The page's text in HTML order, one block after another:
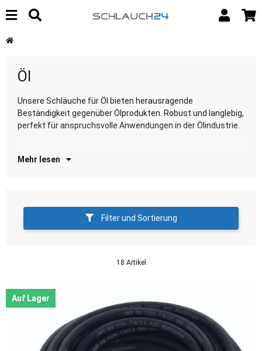
Öl
Unsere Schläuche für Öl bieten herausragende
Beständigkeit gegenüber Ölprodukten. Robust und langlebig,
perfekt für anspruchsvolle Anwendungen in der Ölindustrie.
Entdecken Sie unsere Auswahl für zuverlässige und
Mehr lesen
Filter und Sortierung
18 Artikel
Auf Lager